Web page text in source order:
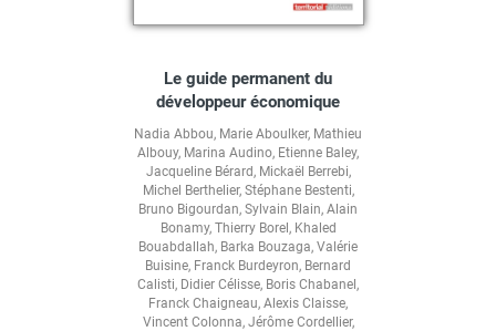
Le guide permanent du
développeur économique
Nadia Abbou, Marie Aboulker, Mathieu
Albouy, Marina Audino, Etienne Baley,
Jacqueline Bérard, Mickaël Berrebi,
Michel Berthelier, Stéphane Bestenti,
Bruno Bigourdan, Sylvain Blain, Alain
Bonamy, Thierry Borel, Khaled
Bouabdallah, Barka Bouzaga, Valérie
Buisine, Franck Burdeyron, Bernard
Calisti, Didier Célisse, Boris Chabanel,
Franck Chaigneau, Alexis Claisse,
Vincent Colonna, Jérôme Cordellier,